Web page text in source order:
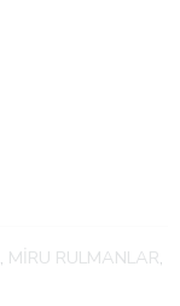
, MİRU RULMANLAR,